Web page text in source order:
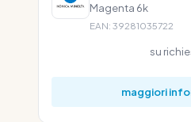
Magenta 6k
EAN: 39281035722
su
maggiori